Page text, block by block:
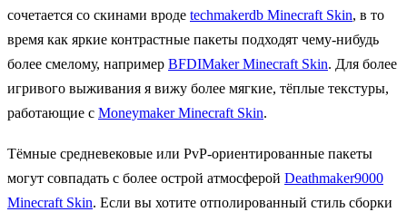
сочетается со скинами вроде techmakerdb Minecraft Skin, в то
время как яркие контрастные пакеты подходят чему-нибудь
более смелому, например BFDIMaker Minecraft Skin. Для более
игривого выживания я вижу более мягкие, тёплые текстуры,
работающие с Moneymaker Minecraft Skin.
Тёмные средневековые или PvP-ориентированные пакеты
могут совпадать с более острой атмосферой Deathmaker9000
Minecraft Skin. Если вы хотите отполированный стиль сборки